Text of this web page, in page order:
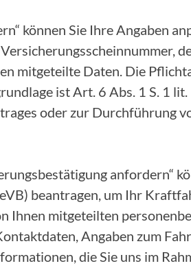
können Sie Ihre Angaben
mitgeteilte Daten. Die
ist Art. 6 Abs. 1 S. 1
oder zur Durchführung
anfordern“
beantragen, um Ihr
Ihnen mitgeteilten
Angaben zum
die Sie uns im